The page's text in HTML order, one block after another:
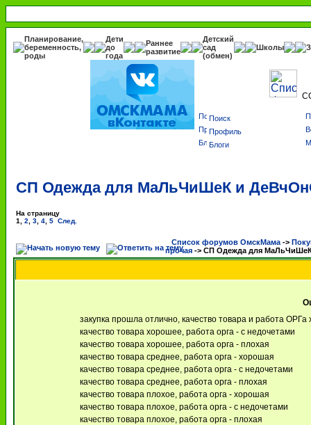
Планирование,
беременность,
роды
Дети
до
года
Раннее
развитие
Детский
сад
(обмен)
Школы
Поиск
Профиль
Блоги
СП Одежда для МаЛьЧиШеК и
На страницу
1
2 3 4 5 След.
Список форумов ОмскМама ->
прочая -> СП Одежда для
закупка прошла отлично, качество товара и работа
качество товара хорошее, работа орга - с недочетами
качество товара хорошее, работа орга - плохая
качество товара среднее, работа орга - хорошая
качество товара среднее, работа орга - с недочетами
качество товара среднее, работа орга - плохая
качество товара плохое, работа орга - хорошая
качество товара плохое, работа орга - с недочетами
качество товара плохое, работа орга - плохая